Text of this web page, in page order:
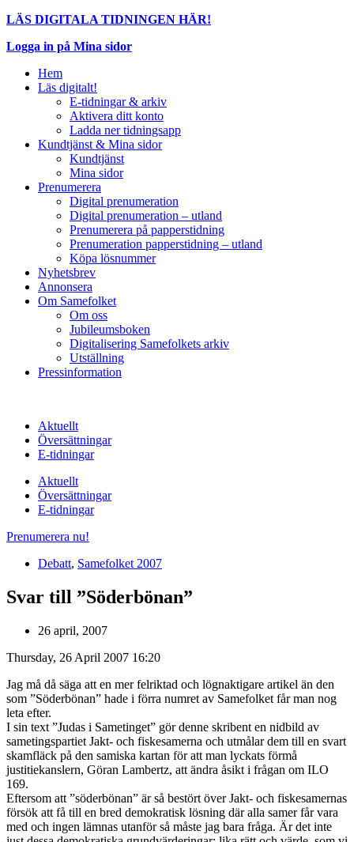
LÄS DIGITALA TIDNINGEN HÄR!
Logga in på Mina sidor
Hem
Läs digitalt!
E-tidningar & arkiv
Aktivera ditt konto
Ladda ner tidningsapp
Kundtjänst & Mina sidor
Kundtjänst
Mina sidor
Prenumerera
Digital prenumeration
Digital prenumeration – utland
Prenumerera på papperstidning
Prenumeration papperstidning – utland
Köpa lösnummer
Nyhetsbrev
Annonsera
Om Samefolket
Om oss
Jubileumsboken
Digitalisering Samefolkets arkiv
Utställning
Pressinformation
Aktuellt
Översättningar
E-tidningar
Aktuellt
Översättningar
E-tidningar
Prenumerera nu!
Debatt, Samefolket 2007
Svar till ”Söderbönan”
26 april, 2007
Thursday, 26 April 2007 16:20
Jag må då säga att en mer felriktad och lögnaktigare artikel än den
som ”Söderbönan” hade i förra numret av Samefolket får man nog
leta efter.
I sin text ”Judas i Sametinget” gör denne skribent en nidbild av
sametingspartiet Jakt- och fiskesamerna och utmålar dem till en svart
skamfläck på den samiska kartan för att man lyckats förmå
justitiekanslern, Göran Lambertz, att ändra åsikt i frågan om ILO
169.
Eftersom att ”söderbönan” är så bestört över Jakt- och fiskesamernas
försök att få till en bred demokratisk lösning där alla samer får vara
med och ingen lämnas utanför så måste jag bara fråga. Är det inte